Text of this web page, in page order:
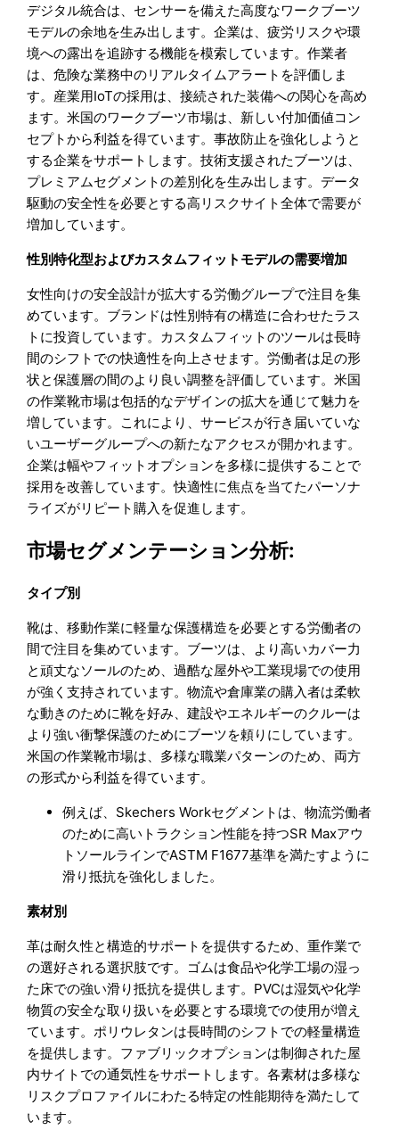
デジタル統合は、センサーを備えた高度なワークブーツ
モデルの余地を生み出します。企業は、疲労リスクや環
境への露出を追跡する機能を模索しています。作業者
は、危険な業務中のリアルタイムアラートを評価しま
す。産業用IoTの採用は、接続された装備への関心を高め
ます。米国のワークブーツ市場は、新しい付加価値コン
セプトから利益を得ています。事故防止を強化しようと
する企業をサポートします。技術支援されたブーツは、
プレミアムセグメントの差別化を生み出します。データ
駆動の安全性を必要とする高リスクサイト全体で需要が
増加しています。
性別特化型およびカスタムフィットモデルの需要増加
女性向けの安全設計が拡大する労働グループで注目を集
めています。ブランドは性別特有の構造に合わせたラス
トに投資しています。カスタムフィットのツールは長時
間のシフトでの快適性を向上させます。労働者は足の形
状と保護層の間のより良い調整を評価しています。米国
の作業靴市場は包括的なデザインの拡大を通じて魅力を
増しています。これにより、サービスが行き届いていな
いユーザーグループへの新たなアクセスが開かれます。
企業は幅やフィットオプションを多様に提供することで
採用を改善しています。快適性に焦点を当てたパーソナ
ライズがリピート購入を促進します。
市場セグメンテーション分析:
タイプ別
靴は、移動作業に軽量な保護構造を必要とする労働者の
間で注目を集めています。ブーツは、より高いカバー力
と頑丈なソールのため、過酷な屋外や工業現場での使用
が強く支持されています。物流や倉庫業の購入者は柔軟
な動きのために靴を好み、建設やエネルギーのクルーは
より強い衝撃保護のためにブーツを頼りにしています。
米国の作業靴市場は、多様な職業パターンのため、両方
の形式から利益を得ています。
例えば、Skechers Workセグメントは、物流労働者
のために高いトラクション性能を持つSR Maxアウ
トソールラインでASTM F1677基準を満たすように
滑り抵抗を強化しました。
素材別
革は耐久性と構造的サポートを提供するため、重作業で
の選好される選択肢です。ゴムは食品や化学工場の湿っ
た床での強い滑り抵抗を提供します。PVCは湿気や化学
物質の安全な取り扱いを必要とする環境での使用が増え
ています。ポリウレタンは長時間のシフトでの軽量構造
を提供します。ファブリックオプションは制御された屋
内サイトでの通気性をサポートします。各素材は多様な
リスクプロファイルにわたる特定の性能期待を満たして
います。